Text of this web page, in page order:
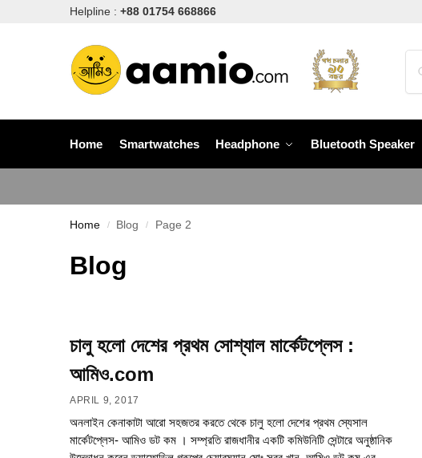
Helpline : +88 01754 668866
Home Smartwatches Headphone Bluetooth Speaker
Home / Blog / Page 2
Blog
চালু হলো দেশের প্রথম সোশ্যাল মার্কেটপ্লেস :
আমিও.com
APRIL 9, 2017
অনলাইন কেনাকাটা আরো সহজতর করতে থেকে চালু হলো দেশের প্রথম স্যেসাল
মার্কেটপ্লেস- আমিও ডট কম । সম্প্রতি রাজধানীর একটি কমিউনিটি সেন্টারে অনুষ্ঠানিক